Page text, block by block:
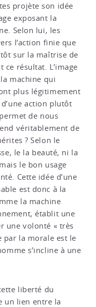
projète son idée
exposant la
Selon lui, les
l’action finie que
sur la maîtrise de
résultat. L’image
machine qui
plus légitimement
action plutôt
de nous
véritablement de
? Selon le
le la beauté, ni la
le bon usage
Cette idée d’une
est donc à la
la machine
établit une
une volonté « très
par la morale est le
s’incline à une
liberté du
un lien entre la